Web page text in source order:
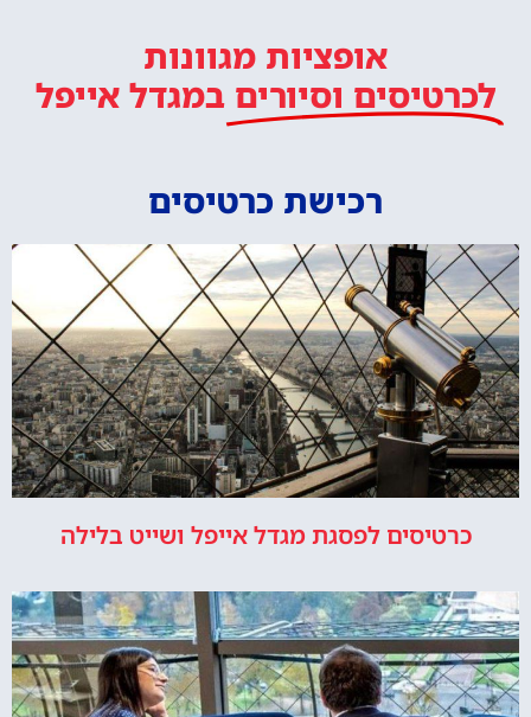
אופציות מגוונות
לכרטיסים וסיורים במגדל אייפל
רכישת כרטיסים
כרטיסים לפסגת מגדל אייפל ושייט בלילה